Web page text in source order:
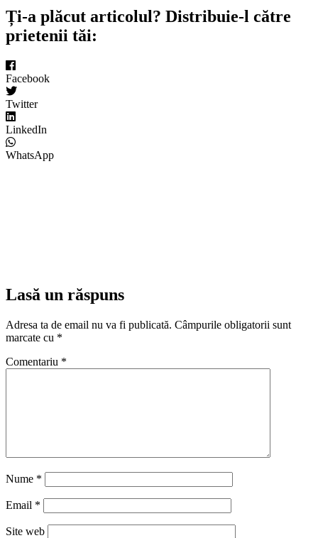
Ți-a plăcut articolul? Distribuie-l către
prietenii tăi:
Facebook
Twitter
LinkedIn
WhatsApp
Lasă un răspuns
Adresa ta de email nu va fi publicată. Câmpurile obligatorii sunt
marcate cu *
Comentariu *
Nume *
Email *
Site web